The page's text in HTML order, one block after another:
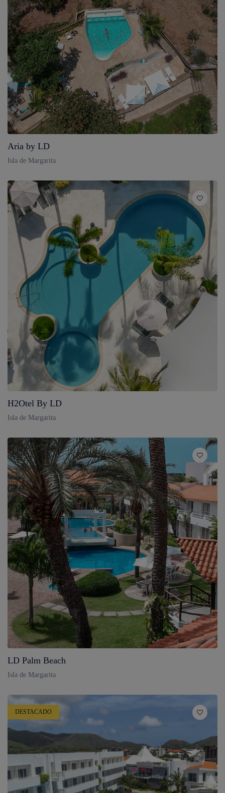
Aria by LD
Isla de Margarita
H2Otel By LD
Isla de Margarita
LD Palm Beach
Isla de Margarita
DESTACADO